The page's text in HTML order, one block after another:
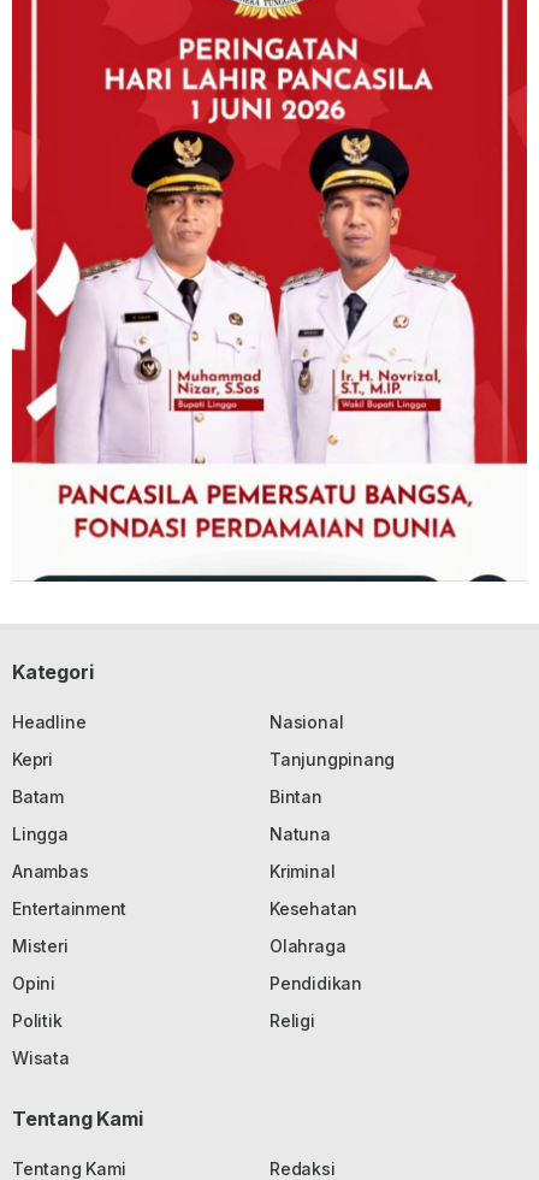
Kategori
Headline
Nasional
Kepri
Tanjungpinang
Batam
Bintan
Lingga
Natuna
Anambas
Kriminal
Entertainment
Kesehatan
Misteri
Olahraga
Opini
Pendidikan
Politik
Religi
Wisata
Tentang Kami
Tentang Kami
Redaksi